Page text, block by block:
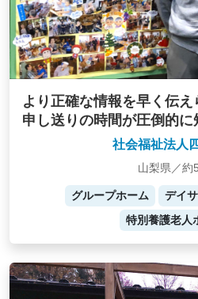
より正確な情報を早く伝え
申し送りの時間が圧倒的に
社会福祉法人
山梨県／約
グループホーム デイ
特別養護老人